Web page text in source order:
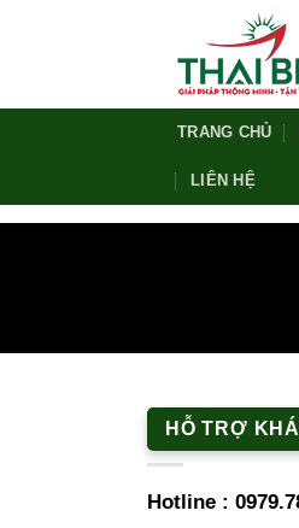
dung
TRANG CHỦ
LIÊN HỆ
HỖ TRỢ
Hotline :